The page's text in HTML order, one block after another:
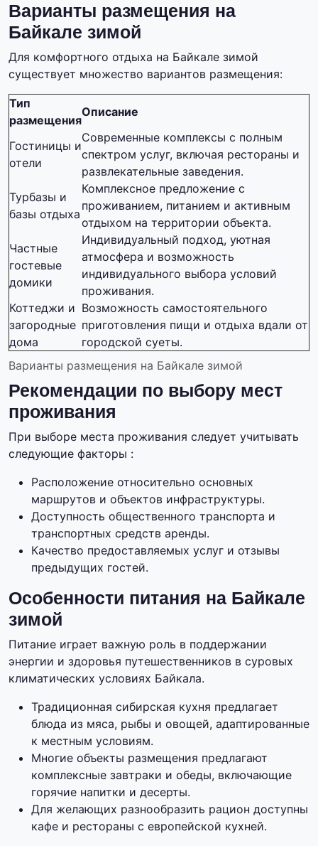
Варианты размещения на
Байкале зимой
Для комфортного отдыха на Байкале зимой
существует множество вариантов размещения:
Варианты размещения на Байкале зимой
Тип
размещения
Описание
Гостиницы и
отели
Современные комплексы с полным
спектром услуг, включая рестораны и
развлекательные заведения.
Турбазы и
базы отдыха
Комплексное предложение с
проживанием, питанием и активным
отдыхом на территории объекта.
Частные
гостевые
домики
Индивидуальный подход, уютная
атмосфера и возможность
индивидуального выбора условий
проживания.
Коттеджи и
загородные
дома
Возможность самостоятельного
приготовления пищи и отдыха вдали от
городской суеты.
Рекомендации по выбору мест
проживания
При выборе места проживания следует учитывать
следующие факторы :
Расположение относительно основных
маршрутов и объектов инфраструктуры.
Доступность общественного транспорта и
транспортных средств аренды.
Качество предоставляемых услуг и отзывы
предыдущих гостей.
Особенности питания на Байкале
зимой
Питание играет важную роль в поддержании
энергии и здоровья путешественников в суровых
климатических условиях Байкала.
Традиционная сибирская кухня предлагает
блюда из мяса, рыбы и овощей, адаптированные
к местным условиям.
Многие объекты размещения предлагают
комплексные завтраки и обеды, включающие
горячие напитки и десерты.
Для желающих разнообразить рацион доступны
кафе и рестораны с европейской кухней.